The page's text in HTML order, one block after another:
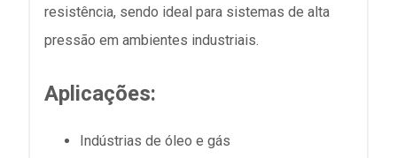
resistência, sendo ideal para sistemas de alta
pressão em ambientes industriais.
Aplicações:
Indústrias de óleo e gás